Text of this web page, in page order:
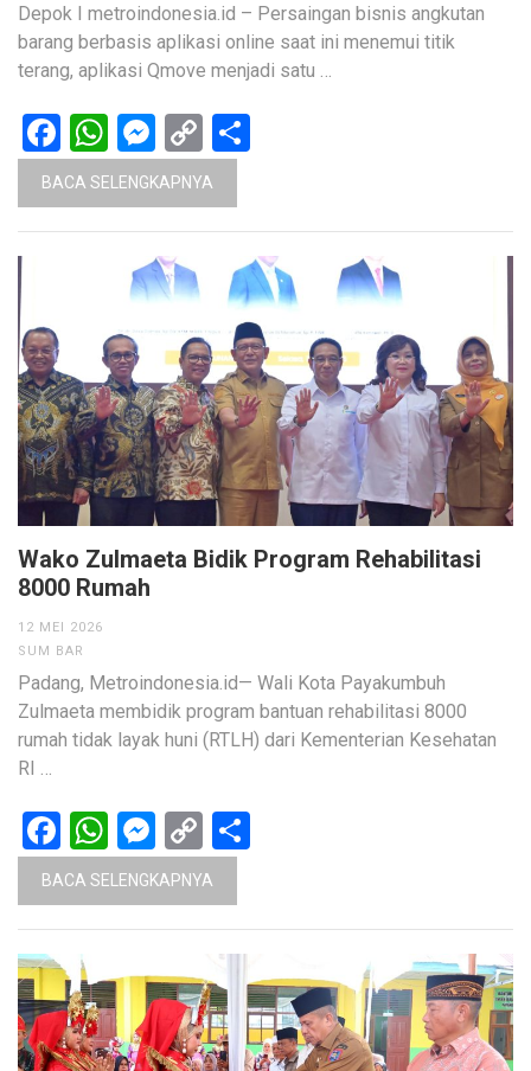
Depok I metroindonesia.id – Persaingan bisnis angkutan
barang berbasis aplikasi online saat ini menemui titik
terang, aplikasi Qmove menjadi satu …
Facebook
WhatsApp
Messenger
Copy
Link
BACA SELENGKAPNYA
Wako Zulmaeta Bidik Program Rehabilitasi
8000 Rumah
12 MEI 2026
SUM BAR
Padang, Metroindonesia.id— Wali Kota Payakumbuh
Zulmaeta membidik program bantuan rehabilitasi 8000
rumah tidak layak huni (RTLH) dari Kementerian Kesehatan
RI …
Facebook
WhatsApp
Messenger
Copy
Link
BACA SELENGKAPNYA